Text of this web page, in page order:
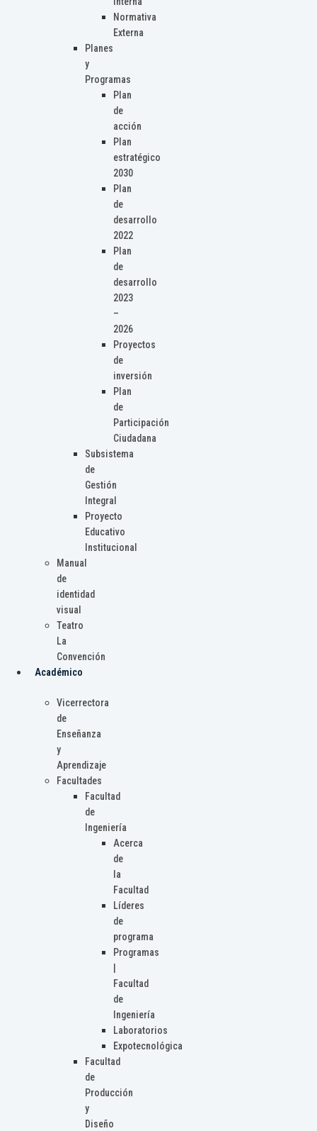
Normativa
Externa
Planes
y
Programas
Plan
de
acción
Plan
estratégico
2030
Plan
de
desarrollo
2022
Plan
de
desarrollo
2023
–
2026
Proyectos
de
inversión
Plan
de
Participación
Ciudadana
Subsistema
de
Gestión
Integral
Proyecto
Educativo
Institucional
Manual
de
identidad
visual
Teatro
La
Convención
Académico
Vicerrectora
de
Enseñanza
y
Aprendizaje
Facultades
Facultad
de
Ingeniería
Acerca
de
la
Facultad
Líderes
de
programa
Programas
Facultad
de
Ingeniería
Laboratorios
Expotecnológica
Facultad
de
Producción
y
Diseño